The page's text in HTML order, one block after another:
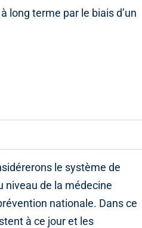
long terme par le biais d’un
le système de
niveau de la médecine
nationale. Dans ce
à ce jour et les